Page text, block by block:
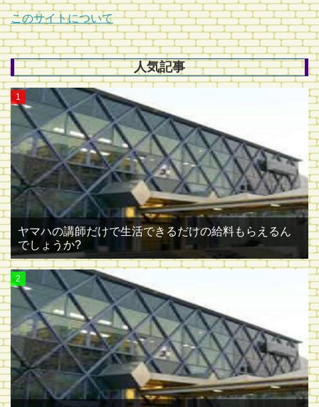
このサイトについて
人気記事
ヤマハの講師だけで生活できるだけの給料もらえるん
でしょうか?